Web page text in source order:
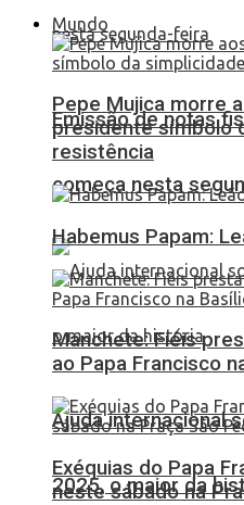
Emissão de notas
começa nesta
Ajuda internacional
2025, o maior da
Mundo
Pepe Mujica morre
presidente símbolo
resistência
Habemus Papam:
Manchete: Fiéis
ao Papa Francisco
Exéquias do Papa
neste sábado na